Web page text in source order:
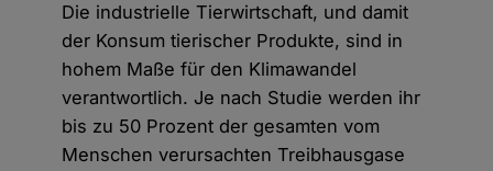
Die industrielle Tierwirtschaft, und damit
der Konsum tierischer Produkte, sind in
hohem Maße für den Klimawandel
verantwortlich. Je nach Studie werden ihr
bis zu 50 Prozent der gesamten vom
Menschen verursachten Treibhausgase